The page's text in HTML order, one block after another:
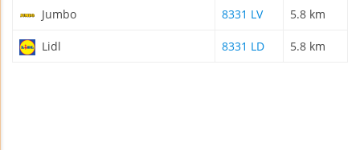
Jumbo 8331 LV 5.8 km
Lidl 8331 LD 5.8 km